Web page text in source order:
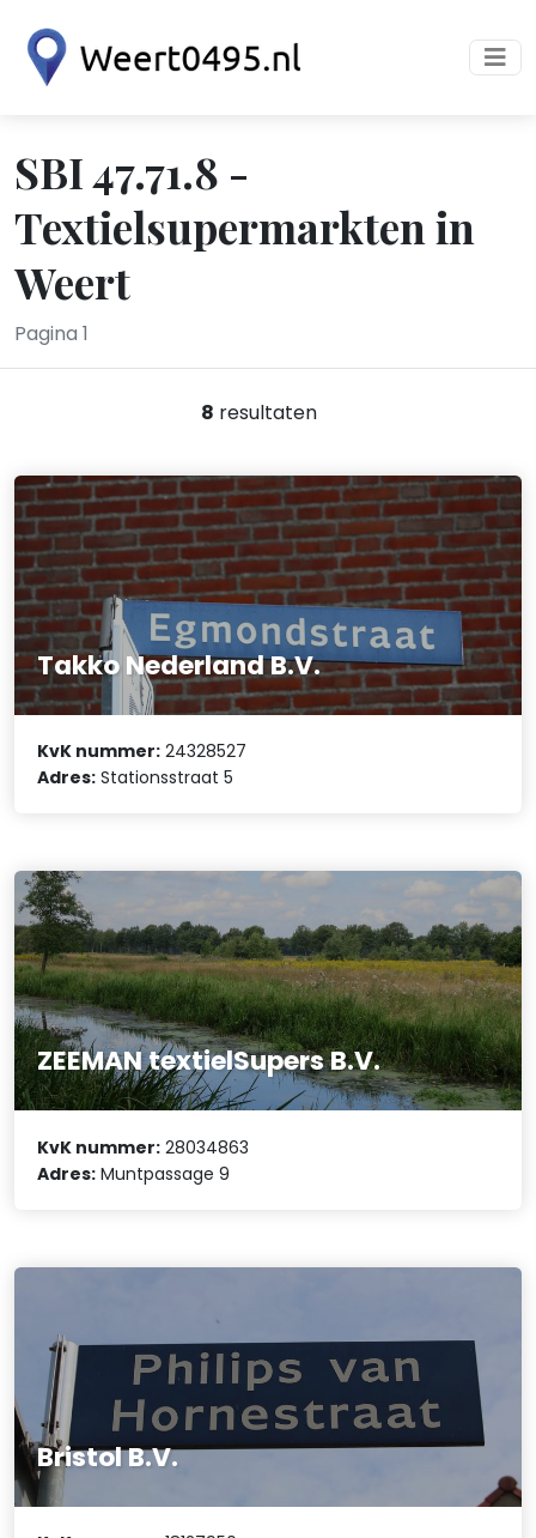
SBI 47.71.8 -
Textielsupermarkten in
Weert
Pagina 1
8 resultaten
Takko Nederland B.V.
KvK nummer: 24328527
Adres: Stationsstraat 5
ZEEMAN textielSupers B.V.
KvK nummer: 28034863
Adres: Muntpassage 9
Bristol B.V.